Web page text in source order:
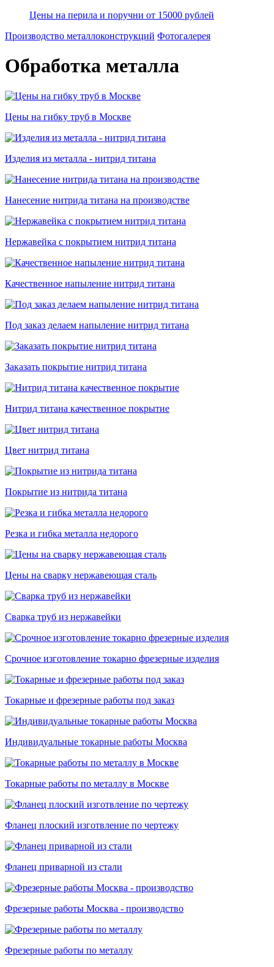
Цены на перила и поручни от 15000 рублей
Производство металлоконструкций Фотогалерея
Обработка металла
Цены на гибку труб в Москве
Изделия из металла - нитрид титана
Нанесение нитрида титана на производстве
Нержавейка с покрытием нитрид титана
Качественное напыление нитрид титана
Под заказ делаем напыление нитрид титана
Заказать покрытие нитрид титана
Нитрид титана качественное покрытие
Цвет нитрид титана
Покрытие из нитрида титана
Резка и гибка металла недорого
Цены на сварку нержавеющая сталь
Сварка труб из нержавейки
Срочное изготовление токарно фрезерные изделия
Токарные и фрезерные работы под заказ
Индивидуальные токарные работы Москва
Токарные работы по металлу в Москве
Фланец плоский изготвление по чертежу
Фланец приварной из стали
Фрезерные работы Москва - производство
Фрезерные работы по металлу